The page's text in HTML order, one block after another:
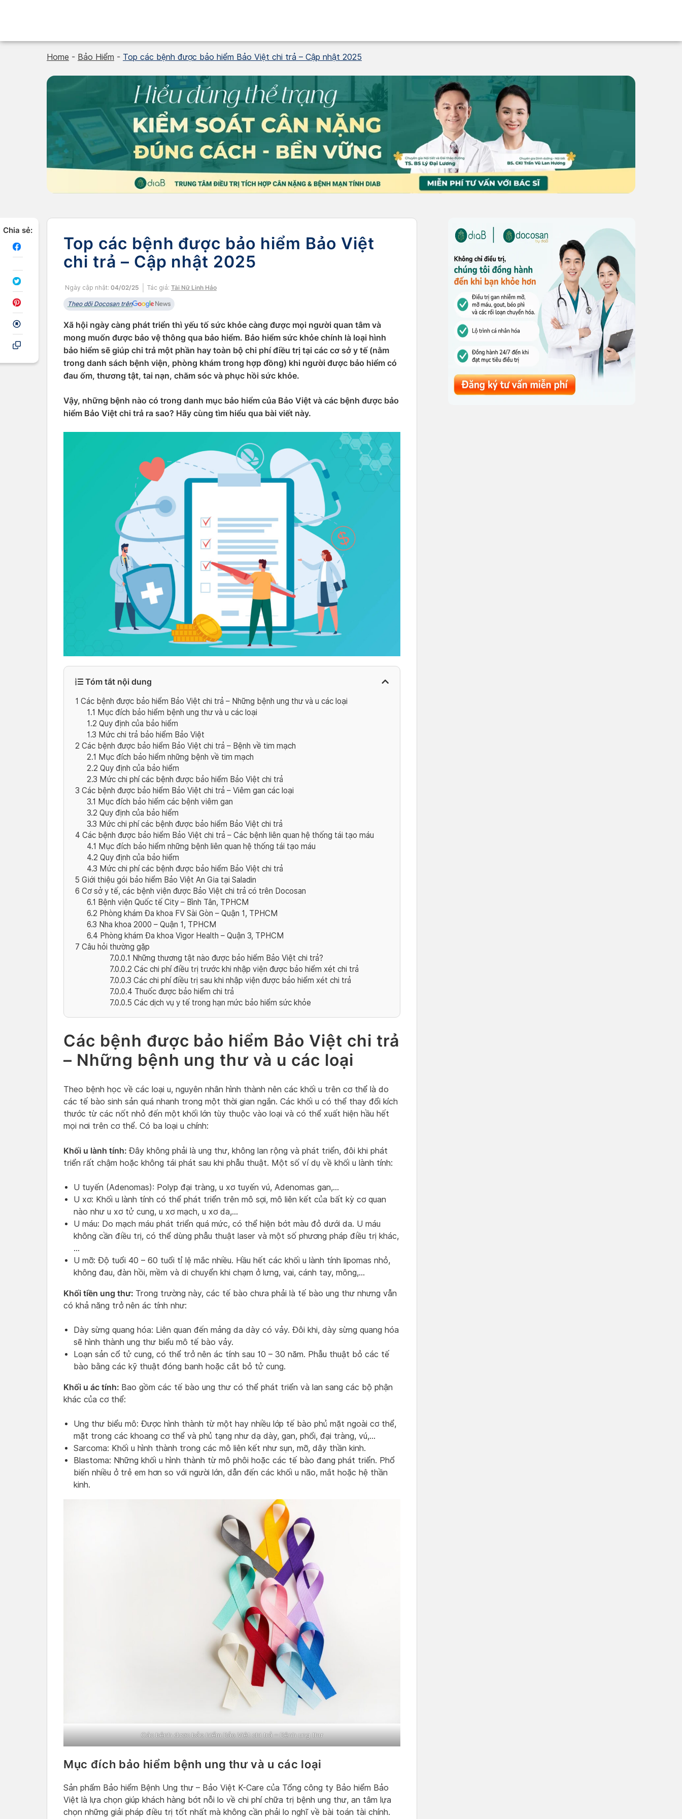
Home - Bảo Hiểm - Top các bệnh được bảo hiểm Bảo Việt chi trả – Cập nhật 2025
Chia sẻ:
Top các bệnh được bảo hiểm Bảo Việt
chi trả – Cập nhật 2025
Ngày cập nhật: 04/02/25 Tác giả: Tài Nữ Linh Hảo
Theo dõi Docosan trên
Xã hội ngày càng phát triển thì yếu tố sức khỏe càng được mọi người quan tâm và
mong muốn được bảo vệ thông qua bảo hiểm. Bảo hiểm sức khỏe chính là loại hình
bảo hiểm sẽ giúp chi trả một phần hay toàn bộ chi phí điều trị tại các cơ sở y tế (nằm
trong danh sách bệnh viện, phòng khám trong hợp đồng) khi người được bảo hiểm có
đau ốm, thương tật, tai nạn, chăm sóc và phục hồi sức khỏe.
Vậy, những bệnh nào có trong danh mục bảo hiểm của Bảo Việt và các bệnh được bảo
hiểm Bảo Việt chi trả ra sao? Hãy cùng tìm hiểu qua bài viết này.
Tóm tắt nội dung
1 Các bệnh được bảo hiểm Bảo Việt chi trả – Những bệnh ung thư và u các loại
1.1 Mục đích bảo hiểm bệnh ung thư và u các loại
1.2 Quy định của bảo hiểm
1.3 Mức chi trả bảo hiểm Bảo Việt
2 Các bệnh được bảo hiểm Bảo Việt chi trả – Bệnh về tim mạch
2.1 Mục đích bảo hiểm những bệnh về tim mạch
2.2 Quy định của bảo hiểm
2.3 Mức chi phí các bệnh được bảo hiểm Bảo Việt chi trả
3 Các bệnh được bảo hiểm Bảo Việt chi trả – Viêm gan các loại
3.1 Mục đích bảo hiểm các bệnh viêm gan
3.2 Quy định của bảo hiểm
3.3 Mức chi phí các bệnh được bảo hiểm Bảo Việt chi trả
4 Các bệnh được bảo hiểm Bảo Việt chi trả – Các bệnh liên quan hệ thống tái tạo máu
4.1 Mục đích bảo hiểm những bệnh liên quan hệ thống tái tạo máu
4.2 Quy định của bảo hiểm
4.3 Mức chi phí các bệnh được bảo hiểm Bảo Việt chi trả
5 Giới thiệu gói bảo hiểm Bảo Việt An Gia tại Saladin
6 Cơ sở y tế, các bệnh viện được Bảo Việt chi trả có trên Docosan
6.1 Bệnh viện Quốc tế City – Bình Tân, TPHCM
6.2 Phòng khám Đa khoa FV Sài Gòn – Quận 1, TPHCM
6.3 Nha khoa 2000 – Quận 1, TPHCM
6.4 Phòng khám Đa khoa Vigor Health – Quận 3, TPHCM
7 Câu hỏi thường gặp
7.0.0.1 Những thương tật nào được bảo hiểm Bảo Việt chi trả?
7.0.0.2 Các chi phí điều trị trước khi nhập viện được bảo hiểm xét chi trả
7.0.0.3 Các chi phí điều trị sau khi nhập viện được bảo hiểm xét chi trả
7.0.0.4 Thuốc được bảo hiểm chi trả
7.0.0.5 Các dịch vụ y tế trong hạn mức bảo hiểm sức khỏe
Các bệnh được bảo hiểm Bảo Việt chi trả
– Những bệnh ung thư và u các loại
Theo bệnh học về các loại u, nguyên nhân hình thành nên các khối u trên cơ thể là do
các tế bào sinh sản quá nhanh trong một thời gian ngắn. Các khối u có thể thay đổi kích
thước từ các nốt nhỏ đến một khối lớn tùy thuộc vào loại và có thể xuất hiện hầu hết
mọi nơi trên cơ thể. Có ba loại u chính:
Khối u lành tính: Đây không phải là ung thư, không lan rộng và phát triển, đôi khi phát
triển rất chậm hoặc không tái phát sau khi phẫu thuật. Một số ví dụ về khối u lành tính:
U tuyến (Adenomas): Polyp đại tràng, u xơ tuyến vú, Adenomas gan,…
U xơ: Khối u lành tính có thể phát triển trên mô sợi, mô liên kết của bất kỳ cơ quan
nào như u xơ tử cung, u xơ mạch, u xơ da,…
U máu: Do mạch máu phát triển quá mức, có thể hiện bớt màu đỏ dưới da. U máu
không cần điều trị, có thể dùng phẫu thuật laser và một số phương pháp điều trị khác,
…
U mỡ: Độ tuổi 40 – 60 tuổi tỉ lệ mắc nhiều. Hầu hết các khối u lành tính lipomas nhỏ,
không đau, đàn hồi, mềm và di chuyển khi chạm ở lưng, vai, cánh tay, mông,…
Khối tiền ung thư: Trong trường này, các tế bào chưa phải là tế bào ung thư nhưng vẫn
có khả năng trở nên ác tính như:
Dày sừng quang hóa: Liên quan đến mảng da dày có vảy. Đôi khi, dày sừng quang hóa
sẽ hình thành ung thư biểu mô tế bào vảy.
Loạn sản cổ tử cung, có thể trở nên ác tính sau 10 – 30 năm. Phẫu thuật bỏ các tế
bào bằng các kỹ thuật đóng banh hoặc cắt bỏ tử cung.
Khối u ác tính: Bao gồm các tế bào ung thư có thể phát triển và lan sang các bộ phận
khác của cơ thể:
Ung thư biểu mô: Được hình thành từ một hay nhiều lớp tế bào phủ mặt ngoài cơ thể,
mặt trong các khoang cơ thể và phủ tạng như dạ dày, gan, phổi, đại tràng, vú,…
Sarcoma: Khối u hình thành trong các mô liên kết như sụn, mỡ, dây thần kinh.
Blastoma: Những khối u hình thành từ mô phôi hoặc các tế bào đang phát triển. Phổ
biến nhiều ở trẻ em hơn so với người lớn, dẫn đến các khối u não, mắt hoặc hệ thần
kinh.
Các bệnh được bảo hiểm Bảo Việt chi trả – Bệnh ung thư
Mục đích bảo hiểm bệnh ung thư và u các loại
Sản phẩm Bảo hiểm Bệnh Ung thư – Bảo Việt K-Care của Tổng công ty Bảo hiểm Bảo
Việt là lựa chọn giúp khách hàng bớt nỗi lo về chi phí chữa trị bệnh ung thư, an tâm lựa
chọn những giải pháp điều trị tốt nhất mà không cần phải lo nghĩ về bài toán tài chính.